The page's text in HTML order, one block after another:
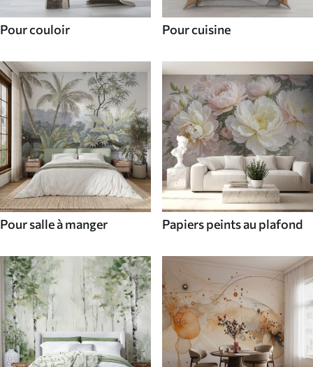
Pour couloir Pour cuisine
Pour salle à manger Papiers peints au plafond